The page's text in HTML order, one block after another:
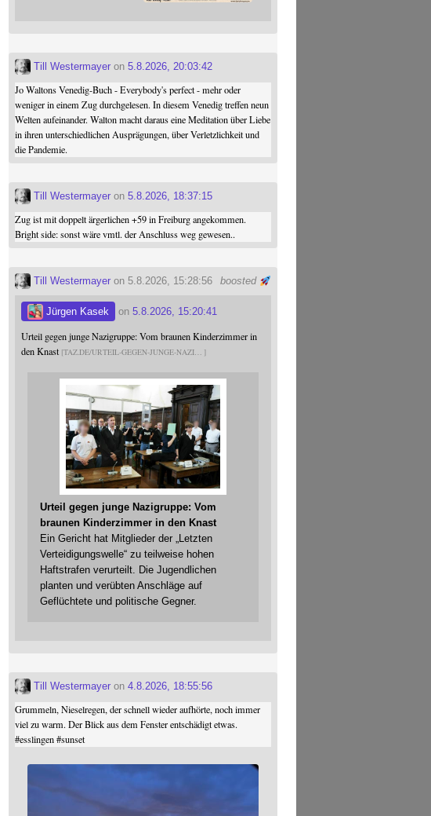
Till Westermayer on5.8.2026, 20:03:42
Jo Waltons Venedig-Buch - Everybody's perfect - mehr oder
weniger in einem Zug durchgelesen. In diesem Venedig treffen neun
Welten aufeinander. Walton macht daraus eine Meditation über Liebe
in ihren unterschiedlichen Ausprägungen, über Verletzlichkeit und
die Pandemie.
Till Westermayer on5.8.2026, 18:37:15
Zug ist mit doppelt ärgerlichen +59 in Freiburg angekommen.
Bright side: sonst wäre vmtl. der Anschluss weg gewesen..
boosted
Till Westermayer on 5.8.2026, 15:28:56
Jürgen Kasek on5.8.2026, 15:20:41
Urteil gegen junge Nazigruppe: Vom braunen Kinderzimmer in
den Knast TAZ.DE/URTEIL-GEGEN-JUNGE-NAZI
Urteil gegen junge Nazigruppe: Vom
braunen Kinderzimmer in den Knast
Ein Gericht hat Mitglieder der „Letzten
Verteidigungswelle“ zu teilweise hohen
Haftstrafen verurteilt. Die Jugendlichen
planten und verübten Anschläge auf
Geflüchtete und politische Gegner.
Till Westermayer on4.8.2026, 18:55:56
Grummeln, Nieselregen, der schnell wieder aufhörte, noch immer
viel zu warm. Der Blick aus dem Fenster entschädigt etwas.
#esslingen #sunset